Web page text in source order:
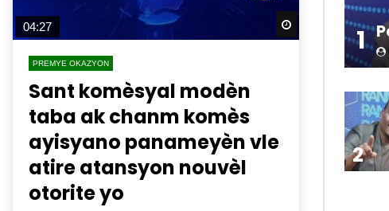
Watch Later
04:27
PREMYE OKAZYON
Sant komèsyal modèn
taba ak chanm komès
ayisyano panameyèn vle
atire atansyon nouvèl
otorite yo
1
2